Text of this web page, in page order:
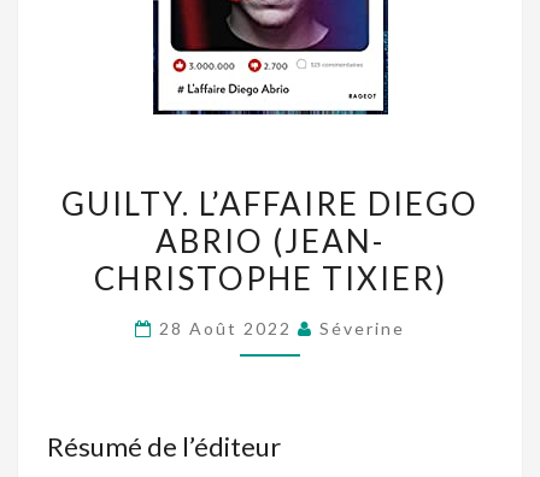
L’AFFAIRE
DIEGO
ABRIO
CHRISTOPHE
GUILTY. L’AFFAIRE DIEGO
ABRIO (JEAN-
CHRISTOPHE TIXIER)
28 Août 2022 Séverine
Résumé de l’éditeur